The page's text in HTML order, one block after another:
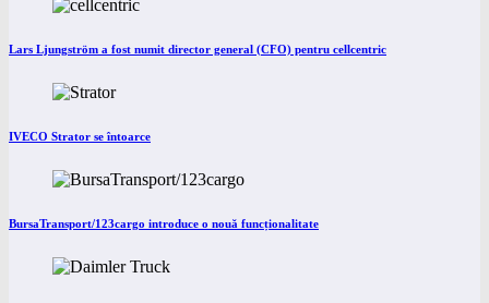
Lars Ljungström a fost numit director general (CFO) pentru cellcentric
IVECO Strator se întoarce
BursaTransport/123cargo introduce o nouă funcționalitate